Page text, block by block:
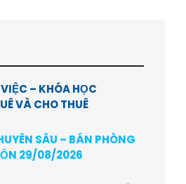
– KHÓA HỌC
VÀ CHO THUÊ
SÂU – BÁN PHÒNG
29/08/2026